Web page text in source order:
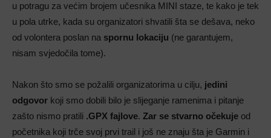
u potragu za većim brojem učesnika MINI staze, te kako je tek
u pola utrke, kada su organizatori shvatili šta se dešava, neko
od volontera poslan na spornu lokaciju (ne garantujem,
nisam svjedočila tome).
Nakon što smo se požalili organizatorima u cilju, jedini
odgovor koji smo dobili bilo je slijeganje ramenima i pitanje
zašto nismo pratili .GPX fajlove. Zar se stvarno očekuje od
početnika koji trče svoj prvi trail i još ne znaju šta je Garmin i